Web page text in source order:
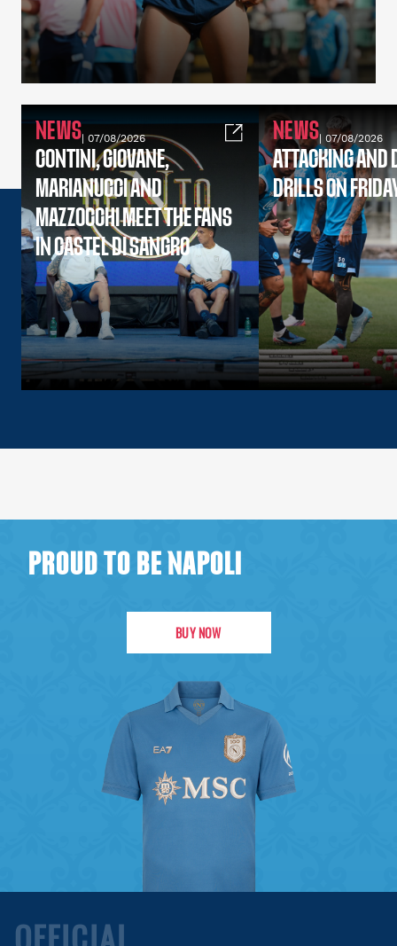
NEWS| 07/08/2026
CONTINI, GIOVANE,
MARIANUCCI AND
MAZZOCCHI MEET THE FANS
IN CASTEL DI SANGRO
NEWS| 07/08/2026
ATTACKING AND
DRILLS ON
PROUD TO BE NAPOLI
BUY NOW